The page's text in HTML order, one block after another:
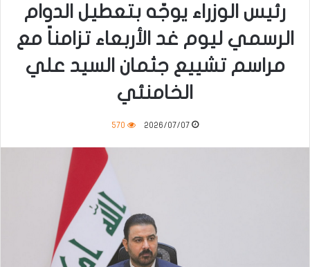
رئيس الوزراء يوجّه بتعطيل الدوام
الرسمي ليوم غد الأربعاء تزامناً مع
مراسم تشييع جثمان السيد علي
الخامنئي
2026/07/07
570